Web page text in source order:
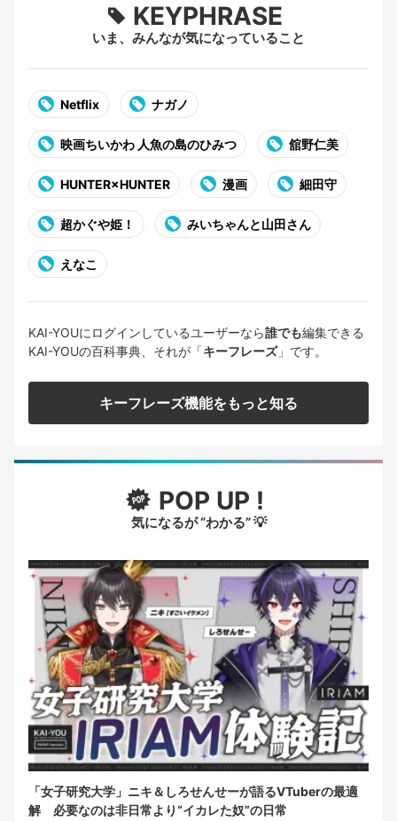
KEYPHRASE
いま、みんなが気になっていること
Netflix ナガノ
映画ちいかわ 人魚の島のひみつ 舘野仁美
HUNTER×HUNTER 漫画 細田守
超かぐや姫！ みいちゃんと山田さん
えなこ
KAI-YOUにログインしているユーザーなら誰でも編集できる
KAI-YOUの百科事典、それが「キーフレーズ」です。
キーフレーズ機能をもっと知る
POP UP !
気になるが “わかる” 💡
「女子研究大学」ニキ＆しろせんせーが語るVTuberの最適
解 必要なのは非日常より“イカレた奴”の日常